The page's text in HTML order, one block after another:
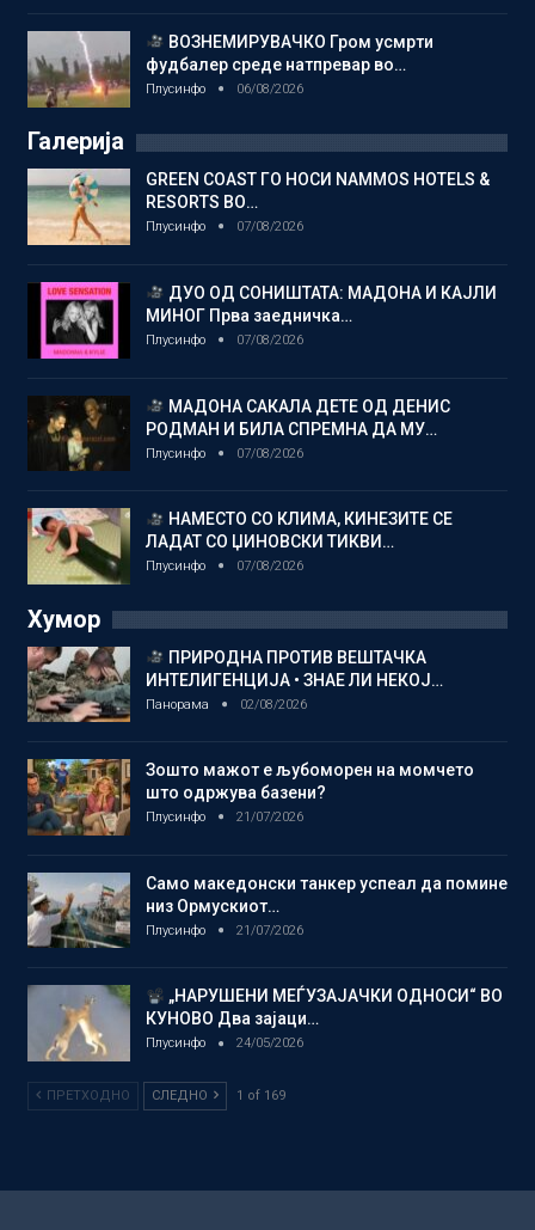
ВОЗНЕМИРУВАЧКО Гром усмрти
фудбалер среде натпревар во…
Плусинфо 06/08/2026
Галерија
GREEN COAST ГО НОСИ NAMMOS HOTELS &
RESORTS ВО…
Плусинфо 07/08/2026
ДУО ОД СОНИШТАТА: МАДОНА И КАЈЛИ
МИНОГ Прва заедничка…
Плусинфо 07/08/2026
МАДОНА САКАЛА ДЕТЕ ОД ДЕНИС
РОДМАН И БИЛА СПРЕМНА ДА МУ…
Плусинфо 07/08/2026
НАМЕСТО СО КЛИМА, КИНЕЗИТЕ СЕ
ЛАДАТ СО ЏИНОВСКИ ТИКВИ…
Плусинфо 07/08/2026
Хумор
ПРИРОДНА ПРОТИВ ВЕШТАЧКА
ИНТЕЛИГЕНЦИЈА • ЗНАЕ ЛИ НЕКОЈ…
Панорама 02/08/2026
Зошто мажот е љубоморен на момчето
што одржува базени?
Плусинфо 21/07/2026
Само македонски танкер успеал да помине
низ Ормускиот…
Плусинфо 21/07/2026
„НАРУШЕНИ МЕЃУЗАЈАЧКИ ОДНОСИ“ ВО
КУНОВО Два зајаци…
Плусинфо 24/05/2026
ПРЕТХОДНО СЛЕДНО 1 of 169